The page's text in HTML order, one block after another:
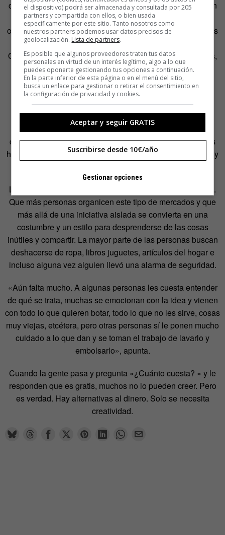
cambiar el mundo, afirma, hay que cambiar uno mismo. En
la primera gratiferia, reunió a más de 100 personas que
ofrecían sus productos y al mismo tiempo algunos servicios
como clases de tango, violoncelo, francés, quiromancia.
Otros simplemente buscaban compartir y repartían dibujos,
poemas y diseños entre todos los participantes.
La segunda fue organizada por una estudiante de un
colegio de un barrio marginal de Lima, para que este
proyecto integre a todas las comunidades. Actualmente
organizan la tercera «Gratiferia de Navidad», que se
celebrará entre el 21 y 22 de diciembre. Para ello, Salinas
ha buscado el apoyo municipal para tener sonido, estrado y
La idea es que las gratiferias se esparzan por todo el país.
Que más personas organicen este tipo de mercados y que
más allá de una iniciativa aislada se convierta en una
costumbre y un estilo para desprenderse de las cosas
inútiles y compartir. La mayor parte de las personas buscan
deshacerse de ropa, libros juguetes, artículos del hogar e
incluso alguna vez alguien llevó una alarma de seguridad.
«Aún falta mucho. A algunas personas les cuesta entender
de qué se trata, muchas se emocionan con la idea y vienen
con todo lo que quieren botar, todo lo que no les sirve, cosas
muy viejas, etcétera, pero otras personas sí le ponen mucho
cuidado a lo que dan y se toman el trabajo de lavarlo y
embolsarlo», apunta.
Cuando la gente pasa y pregunta «¿Cuánto cuesta? » y le
responden que es gratis, muchos no lo pueden creer. Pero
es verdad. Hay alternativas al dinero. Solo se necesita
creatividad.
el dispositivo) podrá ser almacenada y consultada por 205
partners y compartida con ellos, o bien usada
específicamente por este sitio. Tanto nosotros como
nuestros partners podemos usar datos precisos de
geolocalización. Lista de partners.
Es posible que algunos proveedores traten tus datos
personales en virtud de un interés legítimo, algo a lo que
puedes oponerte gestionando tus opciones a continuación.
En la parte inferior de esta página o en el menú del sitio,
busca un enlace para gestionar o retirar el consentimiento en
la configuración de privacidad y cookies.
Aceptar y seguir GRATIS
Suscribirse desde 10€/año
Gestionar opciones